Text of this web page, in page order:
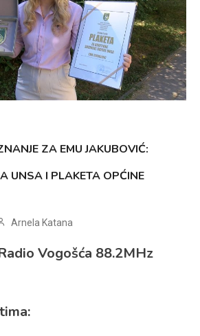
ZA EMU JAKUBOVIĆ:
UNSA I PLAKETA OPĆINE
Arnela Katana
Vogošća 88.2MHz